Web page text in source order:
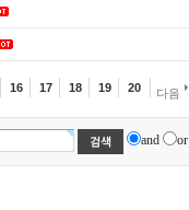
16 17 18 19 20 다음
and or